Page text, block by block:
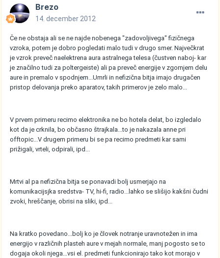
Brezo
14. december 2012
Če ne obstaja ali se ne najde nobenega "zadovoljivega" fizičnega
vzroka, potem je dobro pogledati malo tudi v drugo smer. Največkrat
je vzrok preveč naelektrena aura astralnega telesa (čustven naboj- kar
je značilno tudi za poltergeiste) ali pa preveč energije v zgornjem delu
aure in premalo v spodnjem...Umrli in nefizična bitja imajo drugačen
pristop delovanja preko aparatov, takih primerov je zelo malo...
V prvem primeru recimo elektronika ne bo hotela delat, bo izgledalo
kot da je crknila, bo občasno štrajkala...to je nakazala anne pri
offtopic...V drugem primeru bi se pa recimo predmeti kar sami
prižigali, vrteli, odpirali, ipd...
Mrtvi al pa nefizična bitja se ponavadi bolj usmerjajo na
komunikacijsjka sredstva- TV, hi-fi, radio...lahko se slišijo kakšni čudni
zvoki, hreščanje, obrisi na sliki, ipd...
Na kratko povedano...bolj ko je človek notranje uravnotežen in ima
energijo v različnih plasteh aure v mejah normale, manj pogosto se to
dogaja okoli njega...vsi el. predmeti funkcionirajo tako kot morajo v